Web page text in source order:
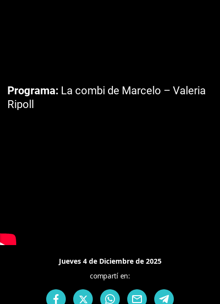
Programa La combi de Marcelo – Valeria
Ripoll
Jueves 4 de Diciembre de 2025
compartí en: